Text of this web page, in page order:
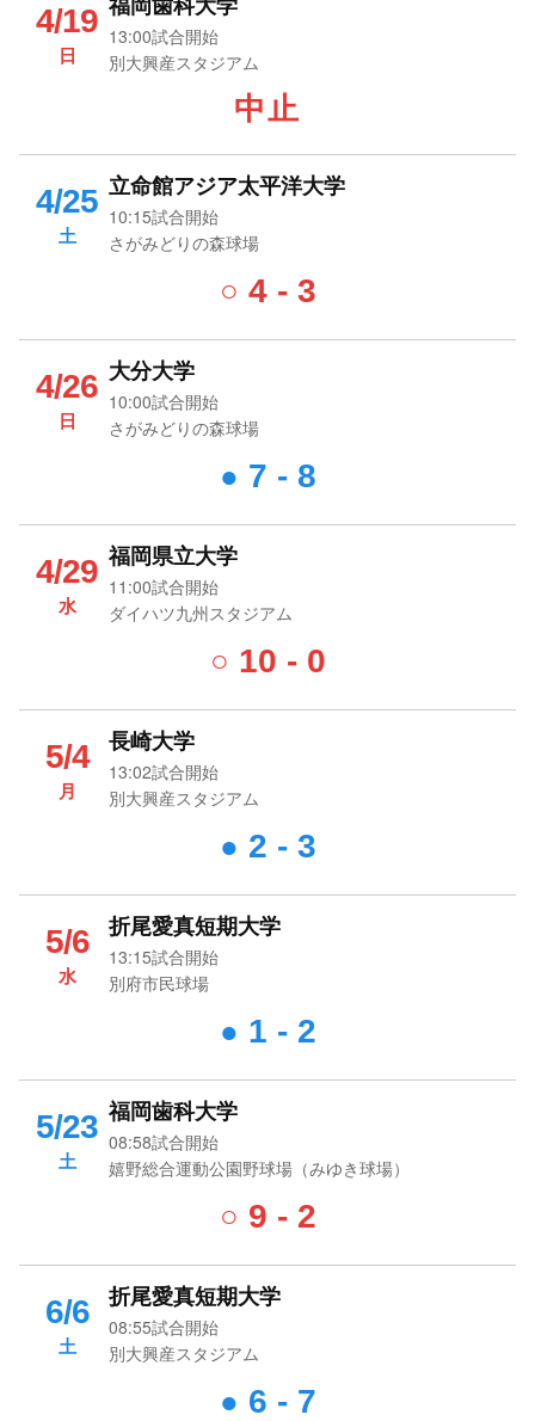
4/19
日
13:00試合開始
別大興産スタジアム
中止
4/25
土
立命館アジア太平洋大学
10:15試合開始
さがみどりの森球場
○ 4 - 3
4/26
日
大分大学
10:00試合開始
さがみどりの森球場
● 7 - 8
4/29
水
福岡県立大学
11:00試合開始
ダイハツ九州スタジアム
○ 10 - 0
5/4
月
長崎大学
13:02試合開始
別大興産スタジアム
● 2 - 3
5/6
水
折尾愛真短期大学
13:15試合開始
別府市民球場
● 1 - 2
5/23
土
福岡歯科大学
08:58試合開始
嬉野総合運動公園野球場（みゆき球場）
○ 9 - 2
6/6
土
折尾愛真短期大学
08:55試合開始
別大興産スタジアム
● 6 - 7